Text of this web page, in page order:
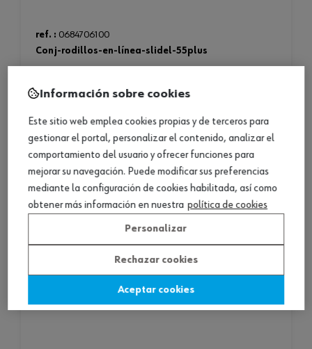
ref. : 0684706100
conj-rodillos-en-línea-slidel-55plus
Información sobre cookies
Este sitio web emplea cookies propias y de terceros para
gestionar el portal, personalizar el contenido, analizar el
comportamiento del usuario y ofrecer funciones para
mejorar su navegación. Puede modificar sus preferencias
mediante la configuración de cookies habilitada, así como
obtener más información en nuestra política de cookies
Personalizar
Rechazar cookies
Aceptar cookies